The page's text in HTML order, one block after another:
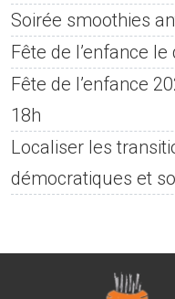
Soirée smoothies
Fête de l’enfance
Fête de l’enfance
18h
Localiser les
démocratiques et